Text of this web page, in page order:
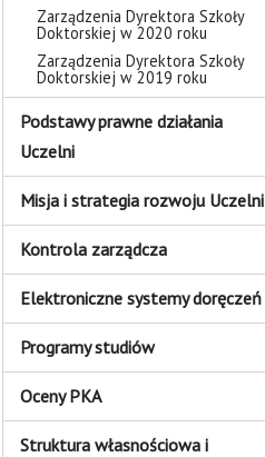
Zarządzenia Dyrektora Szkoły
Doktorskiej w 2020 roku
Zarządzenia Dyrektora Szkoły
Doktorskiej w 2019 roku
Podstawy prawne działania
Uczelni
Misja i strategia rozwoju Uczelni
Kontrola zarządcza
Elektroniczne systemy doręczeń
Programy studiów
Oceny PKA
Struktura własnościowa i